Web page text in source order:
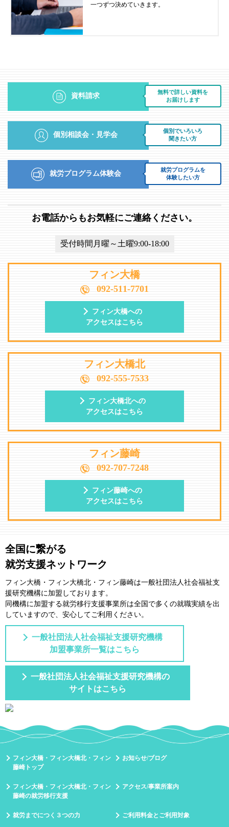
一つずつ決めていきます。
無料で詳しい資料を
お届けします
資料請求
個別でいろいろ
聞きたい方
個別相談会・見学会
就労プログラムを
体験したい方
就労プログラム体験会
お電話からもお気軽にご連絡ください。
受付時間月曜～土曜9:00-18:00
フィン大橋
092-511-7701
フィン大橋への
アクセスはこちら
フィン大橋北
092-555-7533
フィン大橋北への
アクセスはこちら
フィン藤崎
092-707-7248
フィン藤崎への
アクセスはこちら
全国に繋がる
就労支援ネットワーク
フィン大橋・フィン大橋北・フィン藤崎は一般社団法⼈社会福祉⽀
援研究機構に加盟しております。
同機構に加盟する就労移⾏⽀援事業所は全国で多くの就職実績を出
していますので、安⼼してご利⽤ください。
一般社団法人社会福祉支援研究機構
加盟事業所一覧はこちら
一般社団法人社会福祉支援研究機構の
サイトはこちら
フィン大橋・フィン大橋北・フィン
藤崎トップ
お知らせ/ブログ
フィン大橋・フィン大橋北・フィン
藤崎の就労移行支援
アクセス/事業所案内
就労までにつく３つの力 ご利用料金とご利用対象